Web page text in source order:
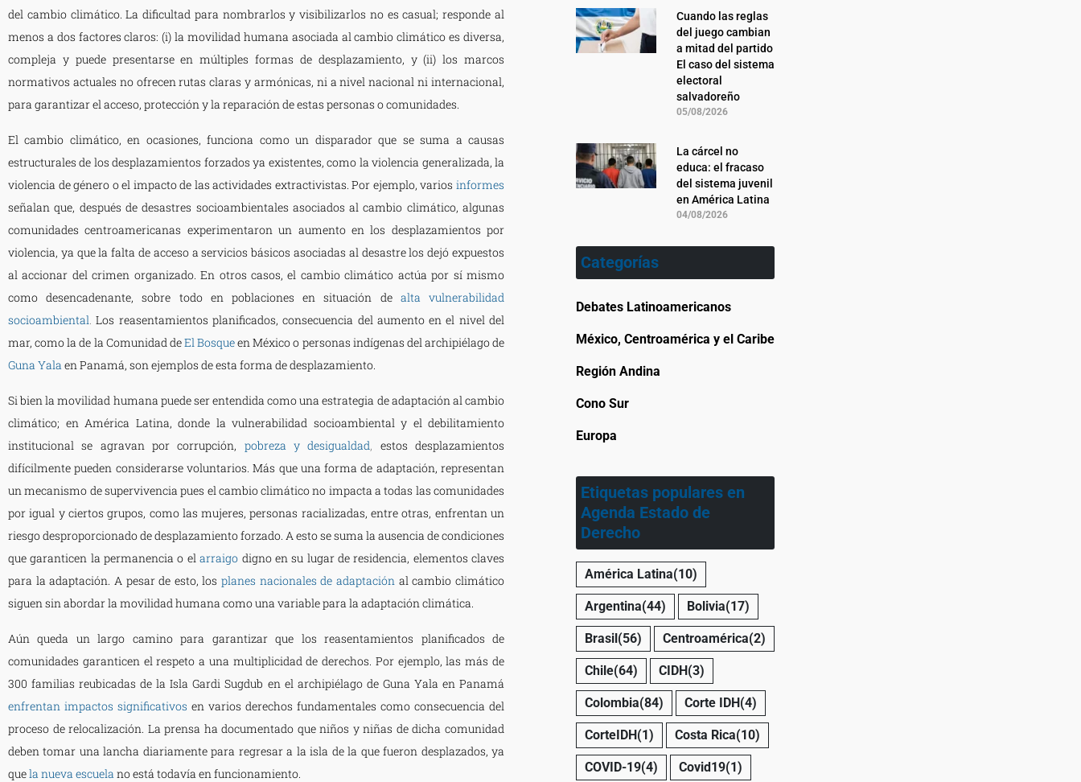
del cambio climático. La dificultad para nombrarlos y visibilizarlos no es casual; responde al
menos a dos factores claros: (i) la movilidad humana asociada al cambio climático es diversa,
compleja y puede presentarse en múltiples formas de desplazamiento, y (ii) los marcos
normativos actuales no ofrecen rutas claras y armónicas, ni a nivel nacional ni internacional,
para garantizar el acceso, protección y la reparación de estas personas o comunidades.
El cambio climático, en ocasiones, funciona como un disparador que se suma a causas
estructurales de los desplazamientos forzados ya existentes, como la violencia generalizada, la
violencia de género o el impacto de las actividades extractivistas. Por ejemplo, varios informes
señalan que, después de desastres socioambientales asociados al cambio climático, algunas
comunidades centroamericanas experimentaron un aumento en los desplazamientos por
violencia, ya que la falta de acceso a servicios básicos asociadas al desastre los dejó expuestos
al accionar del crimen organizado. En otros casos, el cambio climático actúa por sí mismo
como desencadenante, sobre todo en poblaciones en situación de alta vulnerabilidad
socioambiental .Los reasentamientos planificados, consecuencia del aumento en el nivel del
mar, como la de la Comunidad deEl Bosqueen México o personas indígenas del archipiélago de
Guna Yala en Panamá, son ejemplos de esta forma de desplazamiento.
Si bien la movilidad humana puede ser entendida como una estrategia de adaptación al cambio
climático; en América Latina, donde la vulnerabilidad socioambiental y el debilitamiento
institucional se agravan por corrupción, pobreza y desigualdad, estos desplazamientos
difícilmente pueden considerarse voluntarios. Más que una forma de adaptación, representan
un mecanismo de supervivencia pues el cambio climático no impacta a todas las comunidades
por igual y ciertos grupos, como las mujeres, personas racializadas, entre otras, enfrentan un
riesgo desproporcionado de desplazamiento forzado. A esto se suma la ausencia de condiciones
que garanticen la permanencia o el arraigo digno en su lugar de residencia, elementos claves
para la adaptación. A pesar de esto, los planes nacionales de adaptación al cambio climático
siguen sin abordar la movilidad humana como una variable para la adaptación climática.
Aún queda un largo camino para garantizar que los reasentamientos planificados de
comunidades garanticen el respeto a una multiplicidad de derechos. Por ejemplo, las más de
300 familias reubicadas de la Isla Gardi Sugdub en el archipiélago de Guna Yala en Panamá
enfrentan impactos significativos en varios derechos fundamentales como consecuencia del
proceso de relocalización. La prensa ha documentado que niños y niñas de dicha comunidad
deben tomar una lancha diariamente para regresar a la isla de la que fueron desplazados, ya
quela nueva escuela no está todavía en funcionamiento.
Cuando las reglas
del juego cambian
a mitad del partido
El caso del sistema
electoral
salvadoreño
05/08/2026
La cárcel no
educa: el fracaso
del sistema juvenil
en América Latina
04/08/2026
Categorías
Debates Latinoamericanos
México, Centroamérica y el Caribe
Región Andina
Cono Sur
Europa
Etiquetas populares en
Agenda Estado de
Derecho
América Latina(10)
Argentina(44) Bolivia(17)
Brasil(56) Centroamérica(2)
Chile(64) CIDH(3)
Colombia(84) Corte IDH(4)
CorteIDH(1) Costa Rica(10)
COVID-19(4) Covid19(1)